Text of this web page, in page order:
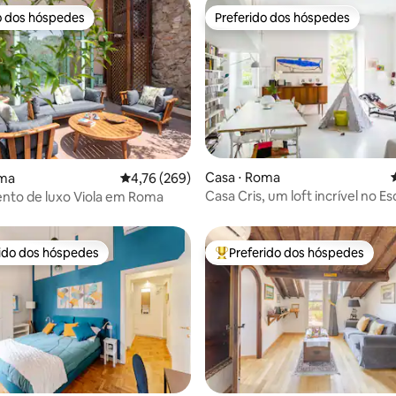
de 5, 127 avaliações
dos hóspedes
dos hóspedes
4,76 de uma avaliação média de 5, 269
4,76 (269)
de luxo Viola em Roma
Preferido dos hóspedes
Preferido dos hóspedes
Casa ⋅ Roma
Casa Cris, um loft incrível no
preferidos dos hóspedes
dos hóspedes Entre os melhores preferidos
Preferido dos hóspedes